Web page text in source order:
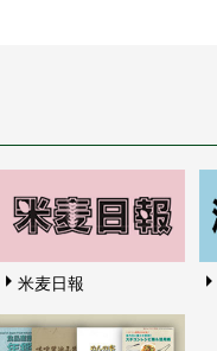
米麦日報